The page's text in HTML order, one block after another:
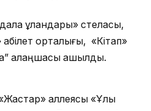
ұландары» стеласы,
орталығы, «Кітап»
алаңшасы ашылды.
аллеясы «Ұлы